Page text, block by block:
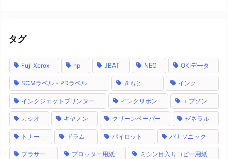
タグ
Fuji Xerox hp JBAT NEC OKIデータ
SCMラベル・PDラベル きもと インク
インクジェットプリンター インクリボン エプソン
カシオ キヤノン クリーンペーパー ゼネラル
トナー ドラム パイロット パナソニック
ブラザー プロッター用紙 ミシン目入りコピー用紙